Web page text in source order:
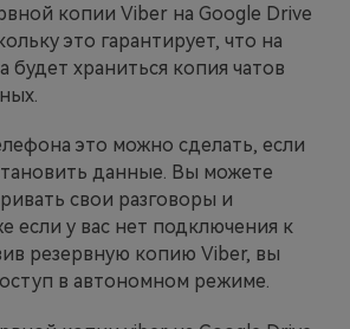
копии Viber на Google Drive
это гарантирует, что на
будет храниться копия чатов
это можно сделать, если
данные. Вы можете
свои разговоры и
если у вас нет подключения к
резервную копию Viber, вы
в автономном режиме.